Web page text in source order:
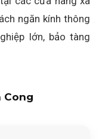
ngăn kính thông
lớn, bảo tàng
Cong